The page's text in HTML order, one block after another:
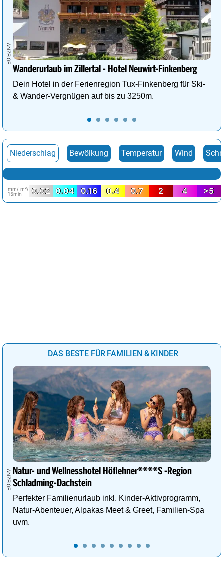
Wanderurlaub im Zillertal - Hotel Neuwirt-Finkenberg
Dein Hotel in der Ferienregion Tux-Finkenberg für Ski-
& Wander-Vergnügen auf bis zu 3250m.
Niederschlag Bewölkung Temperatur Wind
mm/ m²/
15min
0.02 0.04 0.16 0.4 0.7 2 4 >5
DAS BESTE FÜR FAMILIEN & KINDER
Natur- und Wellnesshotel Höflehner****S -Region
Schladming-Dachstein
Perfekter Familienurlaub inkl. Kinder-Aktivprogramm,
Natur-Abenteuer, Alpakas Meet & Greet, Familien-Spa
uvm.